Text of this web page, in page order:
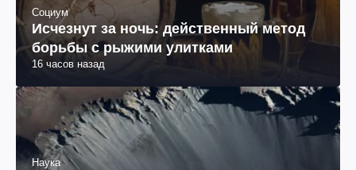
Социум
Исчезнут за ночь: действенный метод
борьбы с рыжими улитками
16 часов назад
Наука